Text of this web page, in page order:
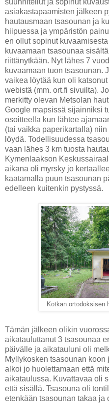
asiakastapaamisten jälkeen
hautausmaan tsasounan ja
hiipuessa ja ympäristön
en ollut sopinut
kuvaamaan tsasounaa
riittänytkään. Nyt lähes 7
kuvaamaan tuon tsasounan.
vaikea löytää kun oli
webistä (mm. ort.fi sivuilta).
merkitty olevan Metsolan
Google mapsissä sijainniksi
osoitteella kun lähtee
(tai vaikka paperikartalla)
löydä. Todellisuudessa
vaan lähes 3 km tuosta
Kymenlaakson
aikana oli myrsky jo
kaatamalla puun tsasounan
edelleen kuitenkin pystyssä.
Kotkan ortodoksisen
Tämän jälkeen olikin
aikatauluttanut 3 tsasounaa
päivälle ja aikatauluni oli
Myllykosken tsasounan
alkoi jo huolettamaan että
aikataulussa. Kuvattavaa oli
että sisällä. Tsasouna oli
etenkään tsasounan takaa ja